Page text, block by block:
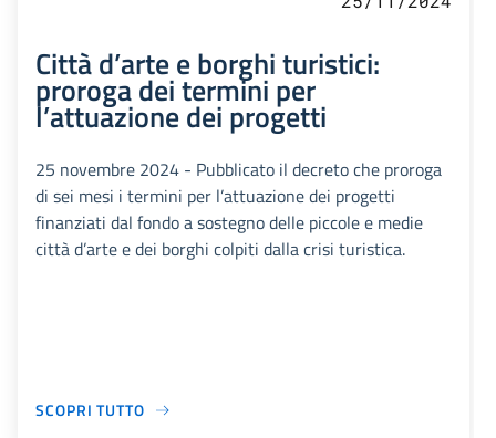
Città d’arte e borghi turistici:
proroga dei termini per
l’attuazione dei progetti
25 novembre 2024 - Pubblicato il decreto che proroga
di sei mesi i termini per l’attuazione dei progetti
finanziati dal fondo a sostegno delle piccole e medie
città d’arte e dei borghi colpiti dalla crisi turistica.
SCOPRI TUTTO